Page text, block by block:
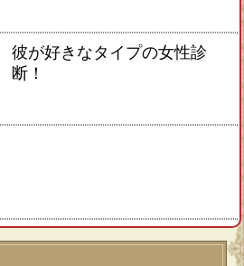
彼が好きなタイプの女性診
断！